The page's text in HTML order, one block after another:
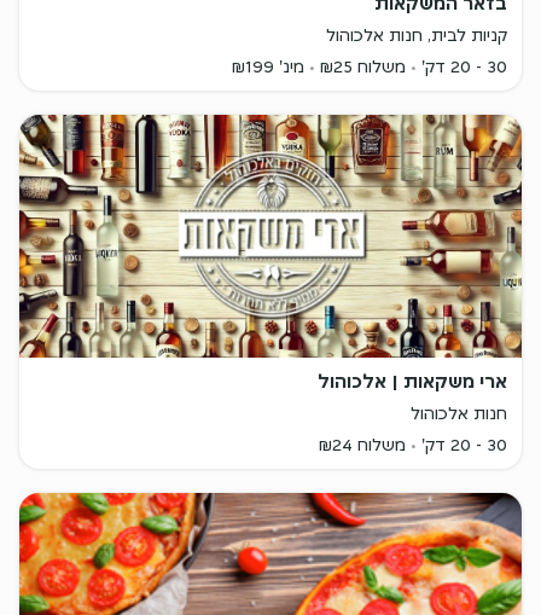
קניות לבית, חנות אלכוהול
30 - 20 דק'
משלוח ₪25 מינ' ₪199
ארי משקאות | אלכוהול
חנות אלכוהול
30 - 20 דק'
משלוח ₪24